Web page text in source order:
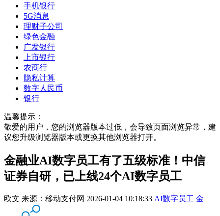
手机银行
5G消息
理财子公司
绿色金融
广发银行
上市银行
农商行
隐私计算
数字人民币
银行
温馨提示：
敬爱的用户，您的浏览器版本过低，会导致页面浏览异常，建
议您升级浏览器版本或更换其他浏览器打开。
金融业AI数字员工有了五级标准！中信
证券自研，已上线24个AI数字员工
欧文 来源： 移动支付网 2026-01-04 10:18:33 AI数字员工 金